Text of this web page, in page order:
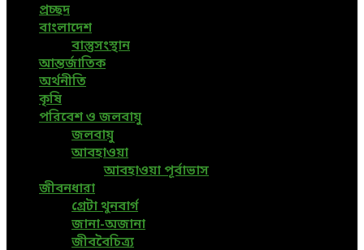
প্রচ্ছদ
বাংলাদেশ
বাস্তুসংস্থান
আন্তর্জাতিক
অর্থনীতি
কৃষি
পরিবেশ ও জলবায়ু
জলবায়ু
আবহাওয়া
আবহাওয়া পূর্বাভাস
জীবনধারা
গ্রেটা থুনবার্গ
জানা-অজানা
জীববৈচিত্র্য